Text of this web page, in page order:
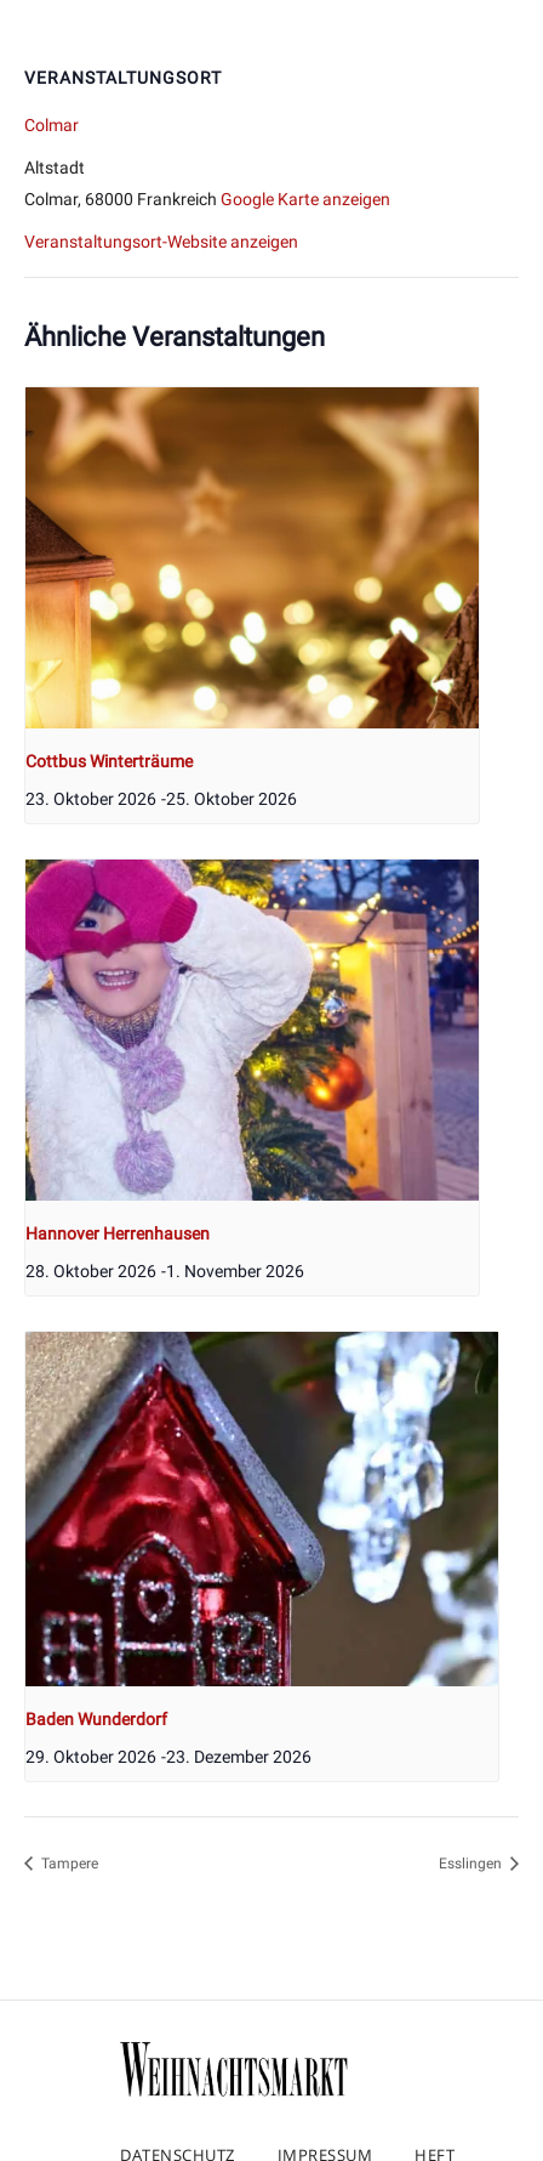
VERANSTALTUNGSORT
Colmar
Altstadt
Colmar, 68000 Frankreich Google Karte anzeigen
Veranstaltungsort-Website anzeigen
Ähnliche Veranstaltungen
Cottbus Winterträume
23. Oktober 2026 -25. Oktober 2026
Hannover Herrenhausen
28. Oktober 2026 -1. November 2026
Baden Wunderdorf
29. Oktober 2026 -23. Dezember 2026
Tampere Esslingen
DATENSCHUTZ IMPRESSUM HEFT